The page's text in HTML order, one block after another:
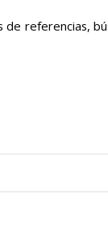
referencias,